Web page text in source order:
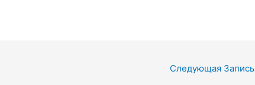
Следующая Запись